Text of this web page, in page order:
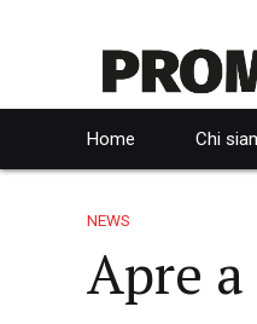
Home Chi
NEWS
Apre